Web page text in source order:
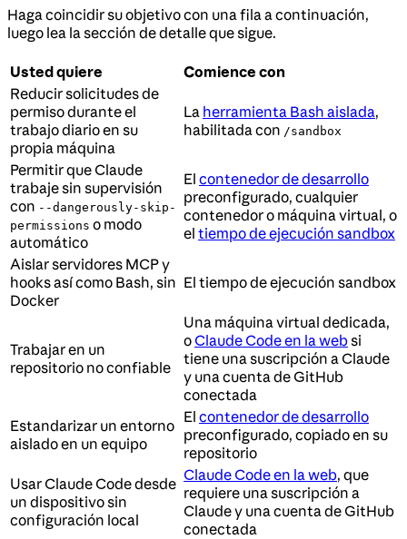
Haga coincidir su objetivo con una fila a continuación,
luego lea la sección de detalle que sigue.
Usted quiere
Comience con
Reducir solicitudes de
permiso durante el
trabajo diario en su
propia máquina
La herramienta Bash aislada,
habilitada con /sandbox
Permitir que Claude
trabaje sin supervisión
con --dangerously-skip-
permissions o modo
automático
El contenedor de desarrollo
preconfigurado, cualquier
contenedor o máquina virtual, o
el tiempo de ejecución sandbox
Aislar servidores MCP y
hooks así como Bash, sin
Docker
El tiempo de ejecución sandbox
Trabajar en un
repositorio no confiable
Una máquina virtual dedicada,
oClaude Code en la websi
tiene una suscripción a Claude
y una cuenta de GitHub
conectada
Estandarizar un entorno
aislado en un equipo
El contenedor de desarrollo
preconfigurado, copiado en su
repositorio
Usar Claude Code desde
un dispositivo sin
configuración local
Claude Code en la web, que
requiere una suscripción a
Claude y una cuenta de GitHub
conectada